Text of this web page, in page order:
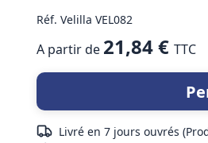
Réf. Velilla VEL082
A partir de 21,84 € TTC
Livré en 7 jours ouvrés